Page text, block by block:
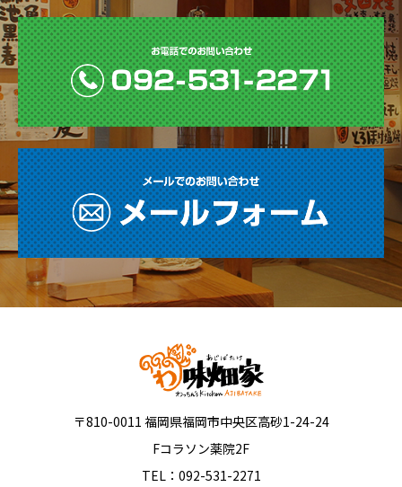
〒810-0011 福岡県福岡市中央区高砂1-24-24
Fコラソン薬院2F
TEL：092-531-2271